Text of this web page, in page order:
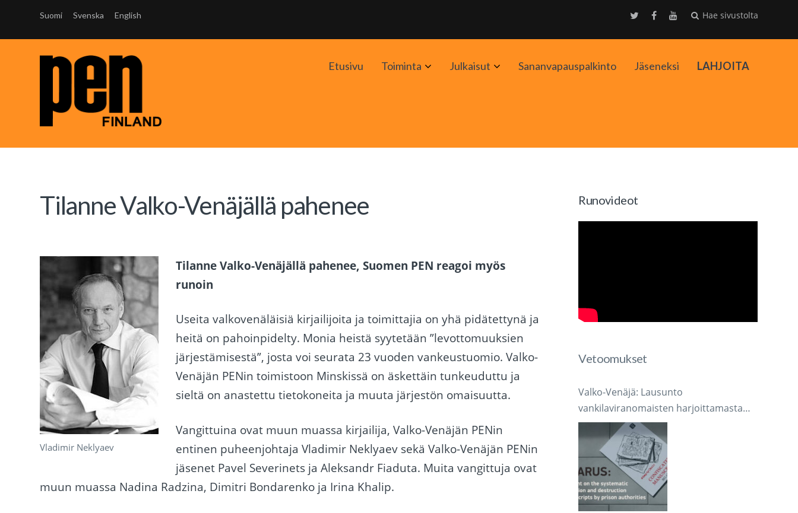
Suomi Svenska English Hae sivustolta
Etusivu Toiminta AvaaJulkaisut AvaaSananvapauspalkinto Jäseneksi LAHJOITA
Tilanne Valko-Venäjällä pahenee
Vladimir Neklyaev
Tilanne Valko-Venäjällä pahenee, Suomen PEN reagoi myös
runoin
Useita valkovenäläisiä kirjailijoita ja toimittajia on yhä pidätettynä ja
heitä on pahoinpidelty. Monia heistä syytetään ”levottomuuksien
järjestämisestä”, josta voi seurata 23 vuoden vankeustuomio. Valko-
Venäjän PENin toimistoon Minskissä on äskettäin tunkeuduttu ja
sieltä on anastettu tietokoneita ja muuta järjestön omaisuutta.
Vangittuina ovat muun muassa kirjailija, Valko-Venäjän PENin
entinen puheenjohtaja Vladimir Neklyaev sekä Valko-Venäjän PENin
jäsenet Pavel Severinets ja Aleksandr Fiaduta. Muita vangittuja ovat
muun muassa Nadina Radzina, Dimitri Bondarenko ja Irina Khalip.
Runovideot
Vetoomukset
Valko-Venäjä: Lausunto
vankilaviranomaisten harjoittamasta
järjestelmällisestä käsikirjoitusten
takavarikoinnista ja tuhoamisesta